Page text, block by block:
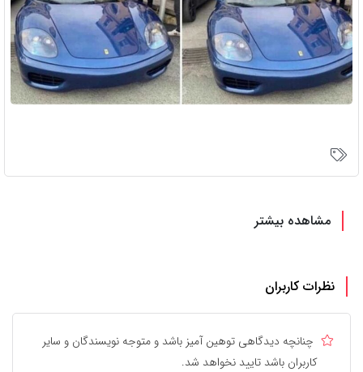
مشاهده بیشتر
نظرات کاربران
چنانچه دیدگاهی توهین آمیز باشد و متوجه نویسندگان و سایر
کاربران باشد تایید نخواهد شد.